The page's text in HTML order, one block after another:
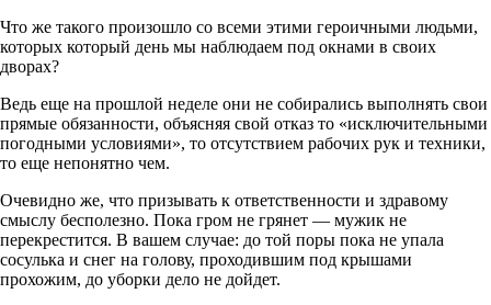
Что же такого произошло со всеми этими героичными людьми,
которых который день мы наблюдаем под окнами в своих
дворах?
Ведь еще на прошлой неделе они не собирались выполнять свои
прямые обязанности, объясняя свой отказ то «исключительными
погодными условиями», то отсутствием рабочих рук и техники,
то еще непонятно чем.
Очевидно же, что призывать к ответственности и здравому
смыслу бесполезно. Пока гром не грянет — мужик не
перекрестится. В вашем случае: до той поры пока не упала
сосулька и снег на голову, проходившим под крышами
прохожим, до уборки дело не дойдет.